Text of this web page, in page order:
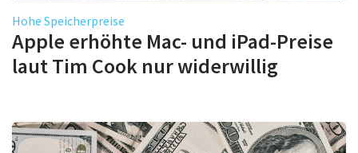
Hohe Speicherpreise
Apple erhöhte Mac- und iPad-Preise
laut Tim Cook nur widerwillig